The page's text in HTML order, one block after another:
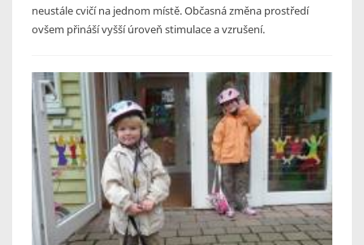
neustále cvičí na jednom místě. Občasná změna prostředí
ovšem přináší vyšší úroveň stimulace a vzrušení.